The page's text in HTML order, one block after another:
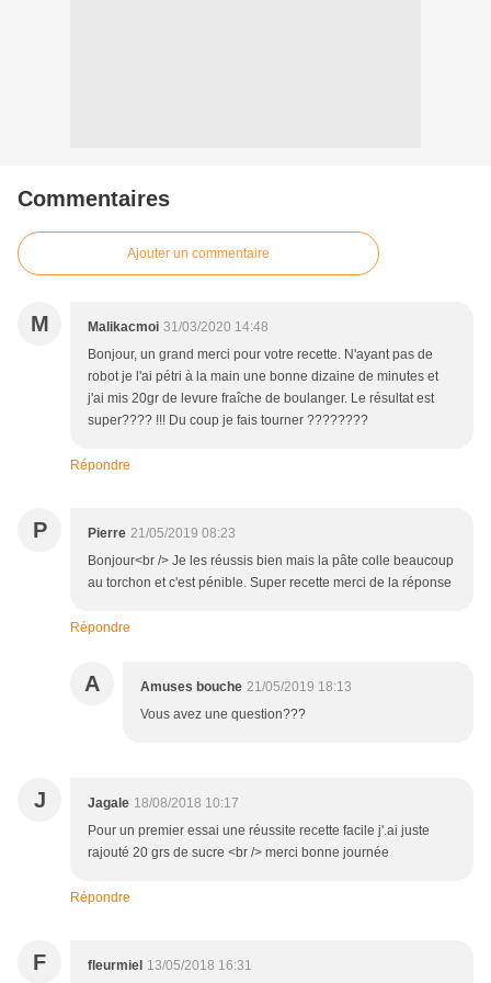
Commentaires
Ajouter un commentaire
M Malikacmoi 31/03/2020 14:48
Bonjour, un grand merci pour votre recette. N'ayant pas de
robot je l'ai pétri à la main une bonne dizaine de minutes et
j'ai mis 20gr de levure fraîche de boulanger. Le résultat est
super???? !!! Du coup je fais tourner ????????
Répondre
P Pierre 21/05/2019 08:23
Bonjour<br /> Je les réussis bien mais la pâte colle beaucoup
au torchon et c'est pénible. Super recette merci de la réponse
Répondre
A Amuses bouche 21/05/2019 18:13
Vous avez une question???
J Jagale 18/08/2018 10:17
Pour un premier essai une réussite recette facile j'.ai juste
rajouté 20 grs de sucre <br /> merci bonne journée
Répondre
F fleurmiel 13/05/2018 16:31